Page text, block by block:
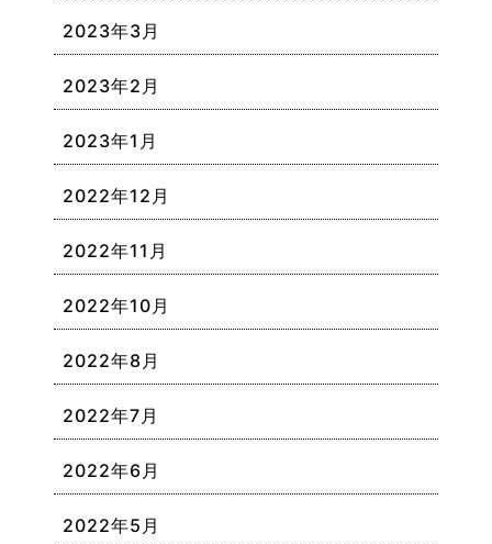
2023年3月
2023年2月
2023年1月
2022年12月
2022年11月
2022年10月
2022年8月
2022年7月
2022年6月
2022年5月